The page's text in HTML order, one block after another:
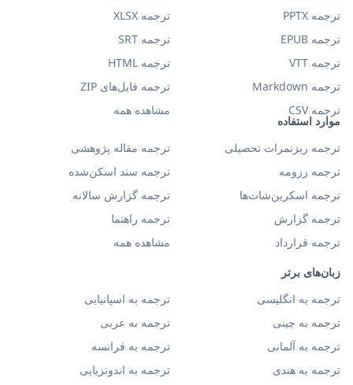
موارد استفاده
ترجمه ریزنمرات تحصیلی
ترجمه مقاله پژوهشی
ترجمه رزومه
ترجمه سند اسکن‌شده
ترجمه اسکرین‌شات‌ها
ترجمه گزارش سالانه
ترجمه گزارش
ترجمه راهنما
ترجمه قرارداد
مشاهده همه
زبان‌های برتر
ترجمه به انگلیسی
ترجمه به اسپانیایی
ترجمه به چینی
ترجمه به عربی
ترجمه به آلمانی
ترجمه به فرانسه
ترجمه به هندی
ترجمه به اندونزیایی
ترجمه PPTX
ترجمه XLSX
ترجمه EPUB
ترجمه SRT
ترجمه VTT
ترجمه HTML
ترجمه Markdown
ترجمه فایل‌های ZIP
ترجمه CSV
مشاهده همه